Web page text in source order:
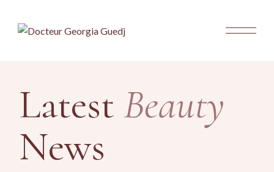
LatestBeauty
News